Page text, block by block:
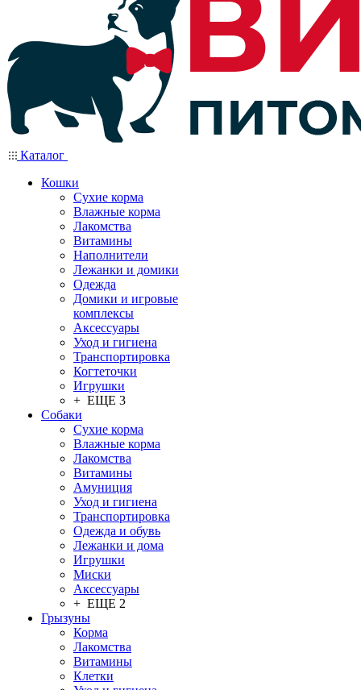
Каталог
Кошки
Сухие корма
Влажные корма
Лакомства
Витамины
Наполнители
Лежанки и домики
Одежда
Домики и игровые
комплексы
Аксессуары
Уход и гигиена
Транспортировка
Когтеточки
Игрушки
+ ЕЩЕ 3
Собаки
Сухие корма
Влажные корма
Лакомства
Витамины
Амуниция
Уход и гигиена
Транспортировка
Одежда и обувь
Лежанки и дома
Игрушки
Миски
Аксессуары
+ ЕЩЕ 2
Грызуны
Корма
Лакомства
Витамины
Клетки